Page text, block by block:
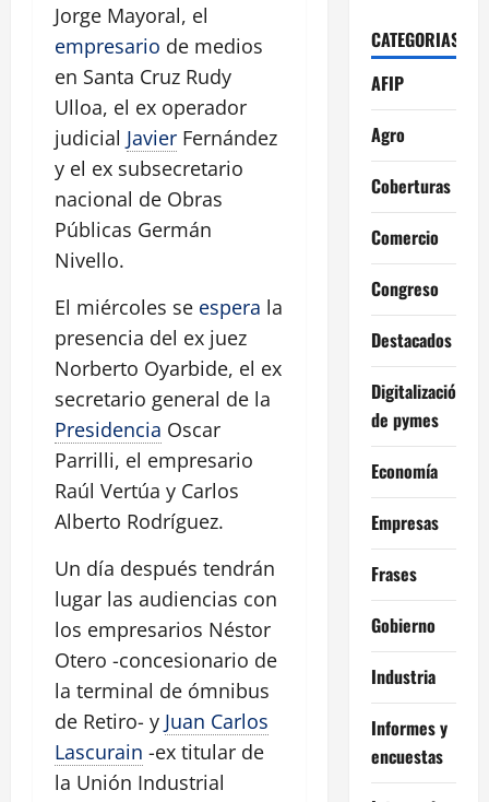
Jorge Mayoral, el
empresario de medios
en Santa Cruz Rudy
Ulloa, el ex operador
judicial Javier Fernández
y el ex subsecretario
nacional de Obras
Públicas Germán
Nivello.
El miércoles se espera la
presencia del ex juez
Norberto Oyarbide, el ex
secretario general de la
Presidencia Oscar
Parrilli, el empresario
Raúl Vertúa y Carlos
Alberto Rodríguez.
Un día después tendrán
lugar las audiencias con
los empresarios Néstor
Otero -concesionario de
la terminal de ómnibus
de Retiro- y Juan Carlos
Lascurain -ex titular de
la Unión Industrial
CATEGORIAS
AFIP
Agro
Coberturas
Comercio
Congreso
Destacados
Digitalización
de pymes
Economía
Empresas
Frases
Gobierno
Industria
Informes y
encuestas